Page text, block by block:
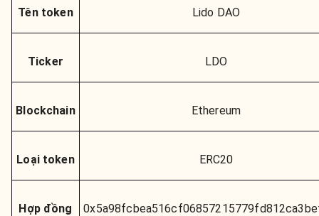
Tên token Lido DAO
Ticker LDO
Blockchain Ethereum
Loại token ERC20
Hợp đồng